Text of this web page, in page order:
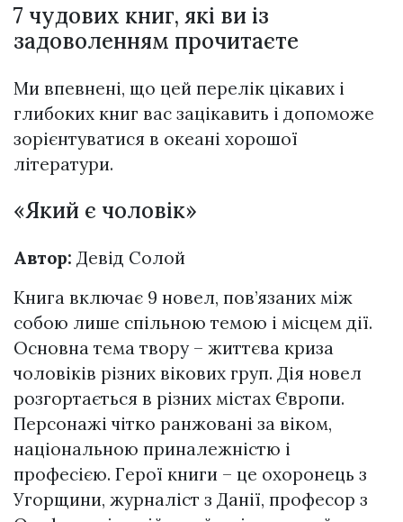
7 чудових книг, які ви із
задоволенням прочитаєте
Ми впевнені, що цей перелік цікавих і
глибоких книг вас зацікавить і допоможе
зорієнтуватися в океані хорошої
літератури.
«Який є чоловік»
Автор: Девід Солой
Книга включає 9 новел, пов’язаних між
собою лише спільною темою і місцем дії.
Основна тема твору – життєва криза
чоловіків різних вікових груп. Дія новел
розгортається в різних містах Європи.
Персонажі чітко ранжовані за віком,
національною приналежністю і
професією. Герої книги – це охоронець з
Угорщини, журналіст з Данії, професор з